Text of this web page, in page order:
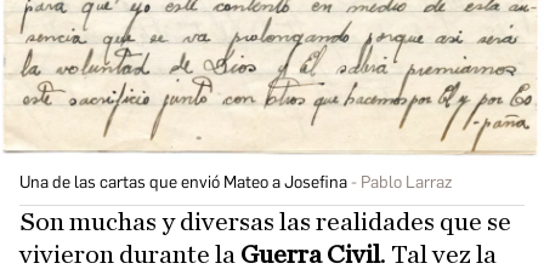
Una de las cartas que envió Mateo a Josefina Pablo Larraz
Son muchas y diversas las realidades que se
vivieron durante la Guerra Civil. Tal vez la